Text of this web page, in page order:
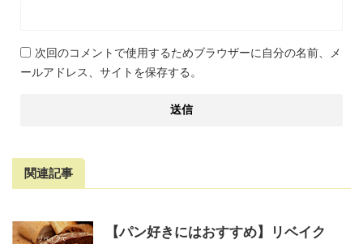
次回のコメントで使用するためブラウザーに自分の名前、メ
ールアドレス、サイトを保存する。
関連記事
【パン好きにはおすすめ】リベイク